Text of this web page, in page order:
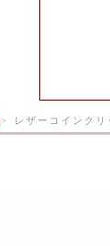
レザーコインク